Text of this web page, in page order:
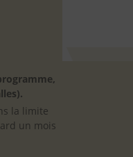
la limite
un mois